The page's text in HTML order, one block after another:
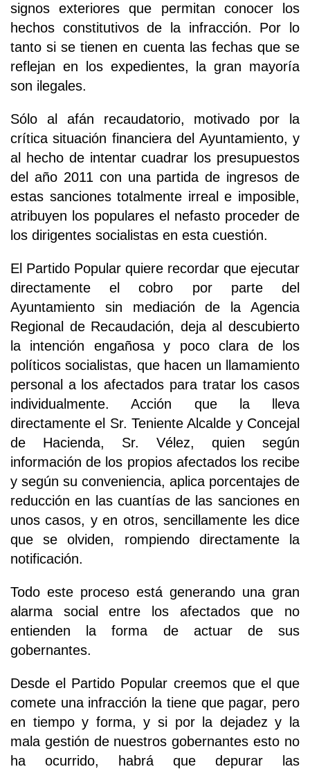
signos exteriores que permitan conocer los
hechos constitutivos de la infracción. Por lo
tanto si se tienen en cuenta las fechas que se
reflejan en los expedientes, la gran mayoría
son ilegales.
Sólo al afán recaudatorio, motivado por la
crítica situación financiera del Ayuntamiento, y
al hecho de intentar cuadrar los presupuestos
del año 2011 con una partida de ingresos de
estas sanciones totalmente irreal e imposible,
atribuyen los populares el nefasto proceder de
los dirigentes socialistas en esta cuestión.
El Partido Popular quiere recordar que ejecutar
directamente el cobro por parte del
Ayuntamiento sin mediación de la Agencia
Regional de Recaudación, deja al descubierto
la intención engañosa y poco clara de los
políticos socialistas, que hacen un llamamiento
personal a los afectados para tratar los casos
individualmente. Acción que la lleva
directamente el Sr. Teniente Alcalde y Concejal
de Hacienda, Sr. Vélez, quien según
información de los propios afectados los recibe
y según su conveniencia, aplica porcentajes de
reducción en las cuantías de las sanciones en
unos casos, y en otros, sencillamente les dice
que se olviden, rompiendo directamente la
notificación.
Todo este proceso está generando una gran
alarma social entre los afectados que no
entienden la forma de actuar de sus
gobernantes.
Desde el Partido Popular creemos que el que
comete una infracción la tiene que pagar, pero
en tiempo y forma, y si por la dejadez y la
mala gestión de nuestros gobernantes esto no
ha ocurrido, habrá que depurar las